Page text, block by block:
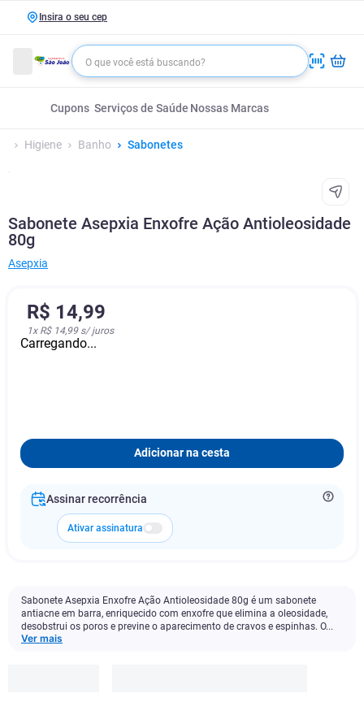
Insira o seu cep
Cupons Serviços de Saúde Nossas Marcas
Higiene Banho Sabonetes
Sabonete Asepxia Enxofre Ação Antioleosidade
80g
Asepxia
R$ 14,99
1x R$ 14,99s/ juros
Carregando...
Adicionar na cesta
Assinar recorrência
Ativar assinatura
Sabonete Asepxia Enxofre Ação Antioleosidade 80g é um sabonete
antiacne em barra, enriquecido com enxofre que elimina a oleosidade,
desobstrui os poros e previne o aparecimento de cravos e espinhas. O...
Ver mais